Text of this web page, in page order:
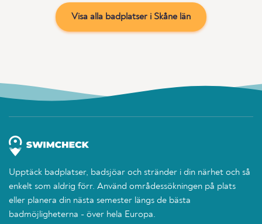
Visa alla badplatser i Skåne län
Upptäck badplatser, badsjöar och stränder i din närhet och så
enkelt som aldrig förr. Använd områdessökningen på plats
eller planera din nästa semester längs de bästa
badmöjligheterna - över hela Europa.